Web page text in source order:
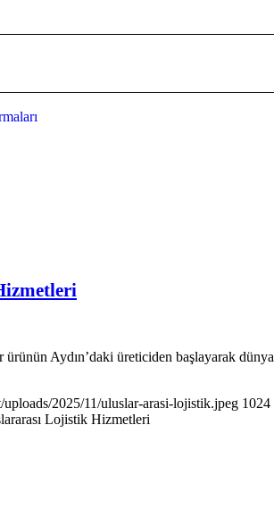
Aydın’daki üreticiden başlayarak
2025/11/uluslar-arasi-lojistik.jpeg 1024
Lojistik Hizmetleri